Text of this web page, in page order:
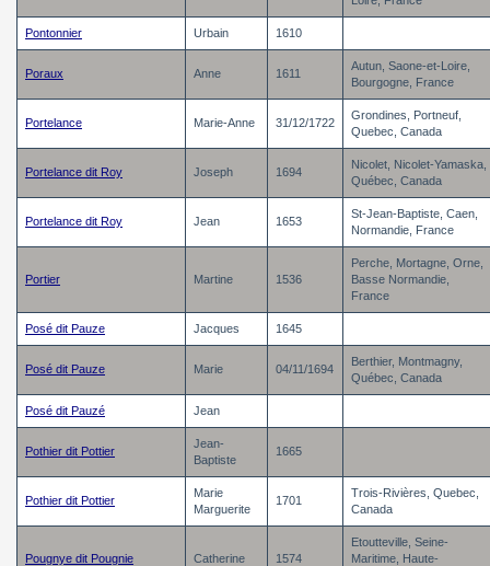
Pontonnier Urbain 1610
Poraux Anne 1611
Autun, Saone-et-Loire,
Bourgogne, France
Portelance Marie-Anne 31/12/1722
Grondines, Portneuf,
Quebec, Canada
Portelance dit Roy Joseph 1694
Nicolet, Nicolet-Yamaska,
Québec, Canada
Portelance dit Roy Jean 1653
St-Jean-Baptiste, Caen,
Normandie, France
Portier Martine 1536
Perche, Mortagne, Orne,
Basse Normandie,
France
Posé dit Pauze Jacques 1645
Posé dit Pauze Marie 04/11/1694
Berthier, Montmagny,
Québec, Canada
Posé dit Pauzé Jean
Pothier dit Pottier
Jean-
Baptiste
1665
Pothier dit Pottier
Marie
Marguerite
1701
Trois-Rivières, Quebec,
Canada
Pougnye dit Pougnie Catherine 1574
Etoutteville, Seine-
Maritime, Haute-